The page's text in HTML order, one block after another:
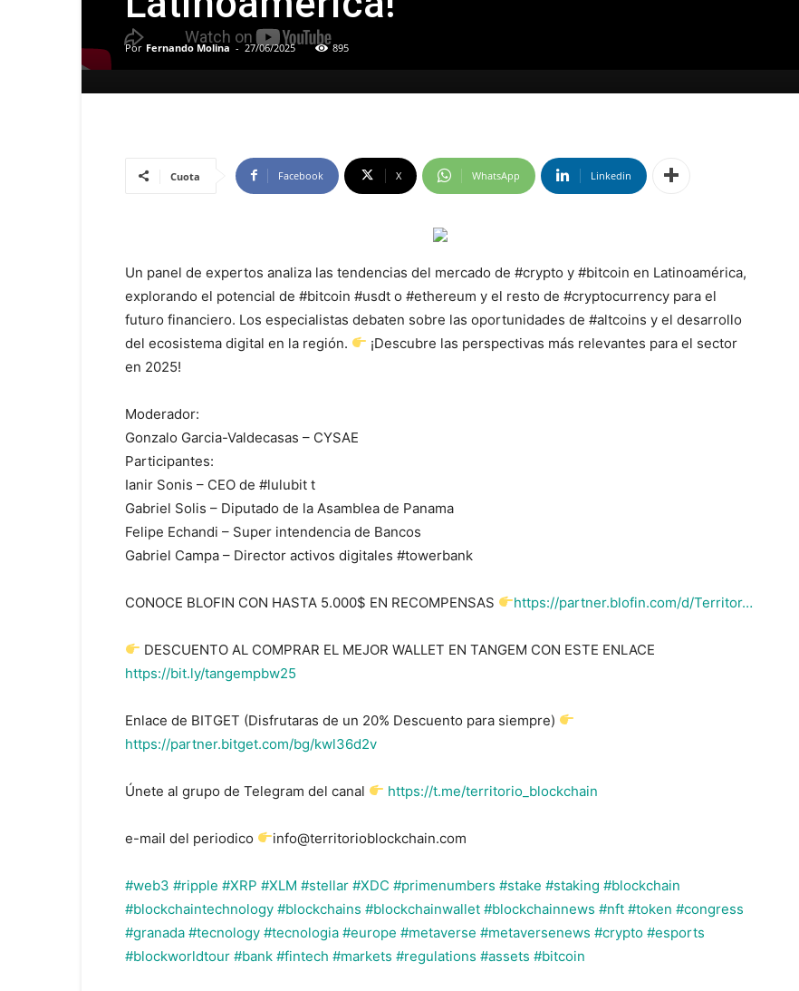
Por Fernando Molina - 27/06/2025 895
Cuota Facebook X WhatsApp Linkedin
Un panel de expertos analiza las tendencias del mercado de #crypto y #bitcoin en Latinoamérica,
explorando el potencial de #bitcoin #usdt o #ethereum y el resto de #cryptocurrency para el
futuro financiero. Los especialistas debaten sobre las oportunidades de #altcoins y el desarrollo
del ecosistema digital en la región.
¡Descubre las perspectivas más relevantes para el sector
en 2025!
Moderador:
Gonzalo Garcia-Valdecasas – CYSAE
Participantes:
Ianir Sonis – CEO de #lulubit t
Gabriel Solis – Diputado de la Asamblea de Panama
Felipe Echandi – Super intendencia de Bancos
Gabriel Campa – Director activos digitales #towerbank
CONOCE BLOFIN CON HASTA 5.000$ EN RECOMPENSAS https://partner.blofin.com/d/Territor…
DESCUENTO AL COMPRAR EL MEJOR WALLET EN TANGEM CON ESTE ENLACE
https://bit.ly/tangempbw25
Enlace de BITGET (Disfrutaras de un 20% Descuento para siempre)
https://partner.bitget.com/bg/kwl36d2v
Únete al grupo de Telegram del canal https://t.me/territorio_blockchain
e-mail del periodico info@territorioblockchain.com
#web3 #ripple #XRP #XLM #stellar #XDC #primenumbers #stake #staking #blockchain
#blockchaintechnology #blockchains #blockchainwallet #blockchainnews #nft #token #congress
#granada #tecnology #tecnologia #europe #metaverse #metaversenews #crypto #esports
#blockworldtour #bank #fintech #markets #regulations #assets #bitcoin